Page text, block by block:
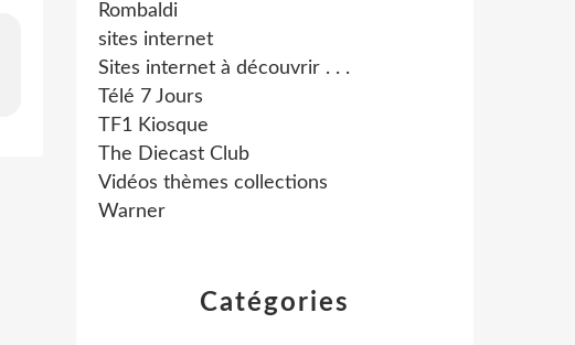
Catégories
Rombaldi
sites internet
Sites internet à découvrir . . .
Télé 7 Jours
TF1 Kiosque
The Diecast Club
Vidéos thèmes collections
Warner